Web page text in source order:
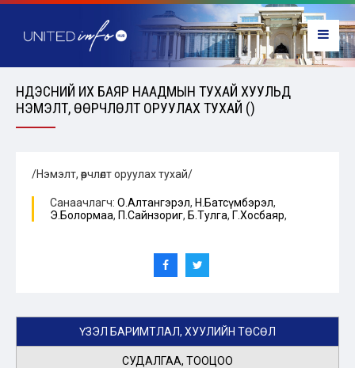
ҮНДЭСНИЙ ИХ БАЯР НААДМЫН ТУХАЙ ХУУЛЬД
НЭМЭЛТ, ӨӨРЧЛӨЛТ ОРУУЛАХ ТУХАЙ ()
/Нэмэлт, өөрчлөлт оруулах тухай/
Санаачлагч: О.Алтангэрэл, Н.Батсүмбэрэл,
Э.Болормаа, П.Сайнзориг, Б.Тулга, Г.Хосбаяр,
ҮЗЭЛ БАРИМТЛАЛ, ХУУЛИЙН ТӨСӨЛ
СУДАЛГАА, ТООЦОО